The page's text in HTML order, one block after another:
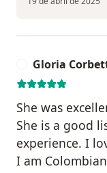
Gloria
She was
She is a good
experience. I
I am